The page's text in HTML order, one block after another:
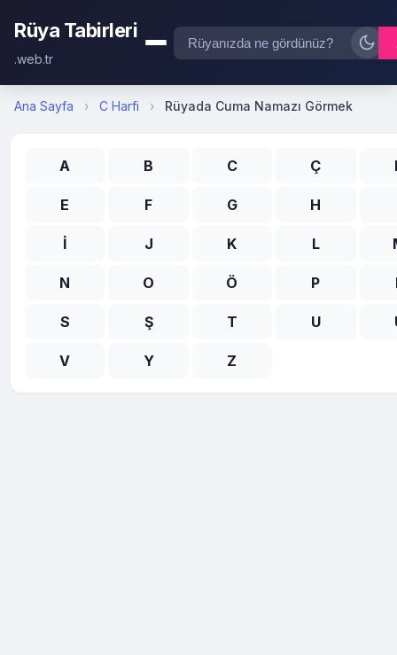
Rüya Tabirleri
.web.tr
Ana Sayfa › C Harfi › Rüyada Cuma Namazı Görmek
A B C Ç
E F G H
İ J K L
N O Ö P
S Ş T U
V Y Z